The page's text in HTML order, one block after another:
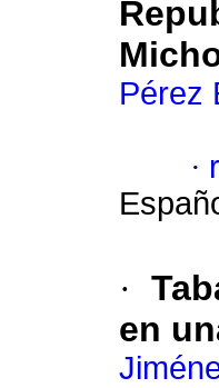
Pérez
·
·
en